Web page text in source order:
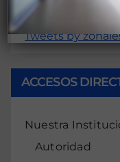
Tweets by
ACCESOS
Nuestra
Autoridad